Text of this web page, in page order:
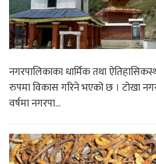
नगरपालिकाका धार्मिक तथा
रुपमा विकास गरिने भएको छ । टोखा
वर्षमा नगरपा...